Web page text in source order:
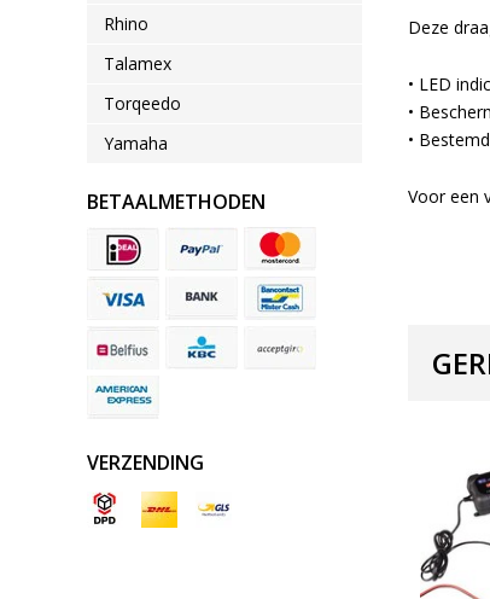
Rhino
Talamex
Torqeedo
Yamaha
BETAALMETHODEN
VERZENDING
Deze
• LED
•
•
Voor een